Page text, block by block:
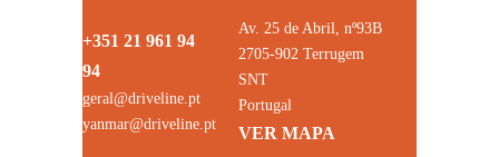
+351 21 961 94
94
geral@driveline.pt
yanmar@driveline.pt
Av. 25 de Abril, nº93B
2705-902 Terrugem
SNT
Portugal
VER MAPA